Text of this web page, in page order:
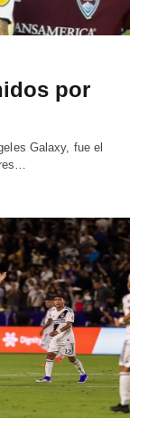
por
Galaxy, fue el